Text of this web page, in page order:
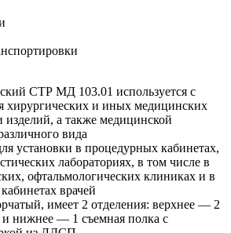
СТР МД 103.01 используется с
хирургических и иных медицинских
изделий, а также медицинской
вида
установки в процедурных кабинетах,
лабораториях, в том числе в
офтальмологических клиниках и в
врачей
имеет 2 отделения: верхнее — 2
нижнее — 1 съемная полка с